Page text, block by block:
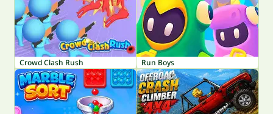
Crowd Clash Rush Run Boys